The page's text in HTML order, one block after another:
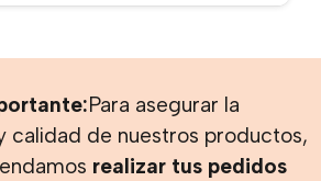
Para asegurar la
calidad de nuestros productos,
realizar tus pedidos